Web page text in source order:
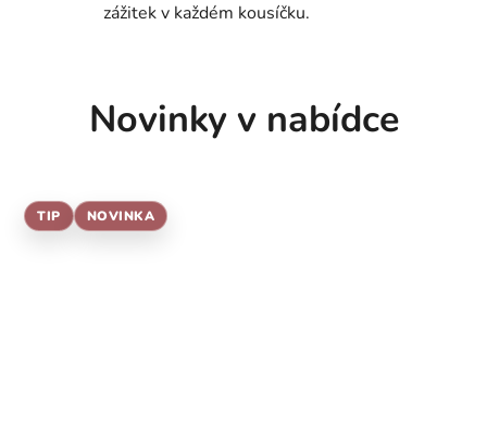
zážitek v každém kousíčku.
Novinky v nabídce
TIP NOVINKA